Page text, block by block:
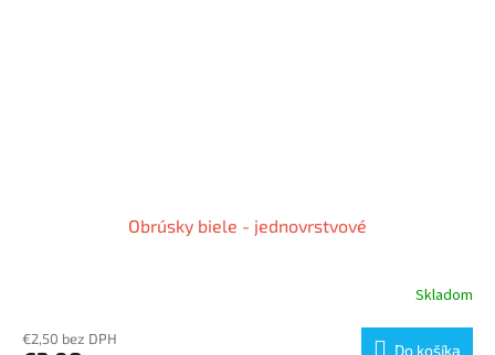
Obrúsky biele - jednovrstvové
Skladom
€2,50 bez DPH
Do košíka